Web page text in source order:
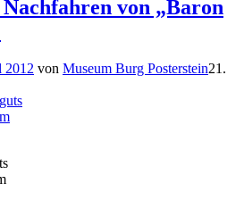
von „Baron
2012 von Museum Burg Posterstein21.